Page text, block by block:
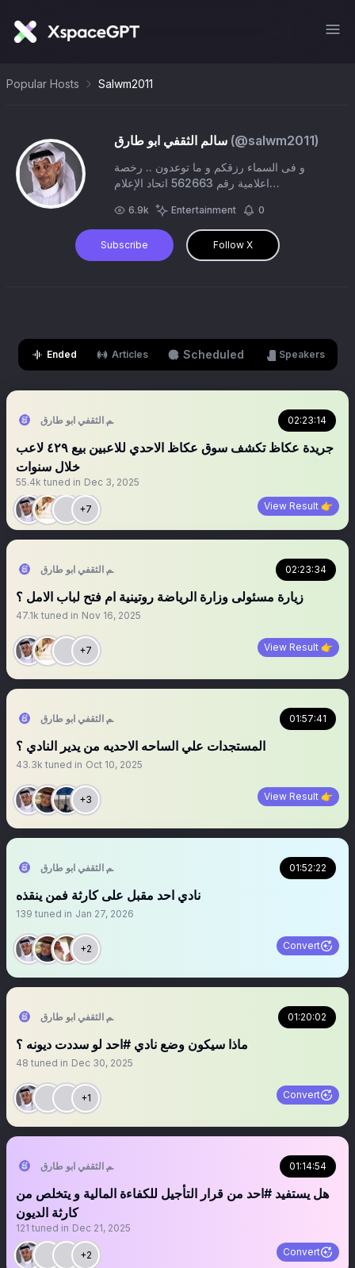
Popular Hosts Salwm2011
سالم الثقفي ابو طارق (@salwm2011)
و فى السماء رزقكم و ما توعدون .. رخصة
اعلامية رقم 562663 اتحاد الإعلام
https://www.oyoungaz
6.9k Entertainment 0
Subscribe Follow X
Ended Articles Scheduled Speakers
سالم الثقفي ابو طارق 02:23:14
‏‏‏‏‏‏‏جريدة عكاظ تكشف سوق عكاظ الاحدي للاعبين بيع ٤٢٩ لاعب
خلال سنوات
55.4k tuned in Dec 3, 2025
+7 View Result 👉
سالم الثقفي ابو طارق 02:23:34
‏‏‏‏‏‏‏‏‏زيارة مسئولى وزارة الرياضة روتينية ام فتح لباب الامل ؟
47.1k tuned in Nov 16, 2025
+7 View Result 👉
سالم الثقفي ابو طارق 01:57:41
‏‏‏‏‏المستجدات علي الساحه الاحديه من يدير النادي ؟
43.3k tuned in Oct 10, 2025
+3 View Result 👉
سالم الثقفي ابو طارق 01:52:22
‏‏‏‏‏‏‏‏‏‏‏‏‏‏‏‏‏نادي احد مقبل على كارثة فمن ينقذه
139 tuned in Jan 27, 2026
+2 Convert
سالم الثقفي ابو طارق 01:20:02
ماذا سيكون وضع نادي #احد لو سددت ديونه ؟
48 tuned in Dec 30, 2025
+1 Convert
سالم الثقفي ابو طارق 01:14:54
هل يستفيد #احد من قرار التأجيل للكفاءة المالية و يتخلص من
كارثة الديون
121 tuned in Dec 21, 2025
+2 Convert